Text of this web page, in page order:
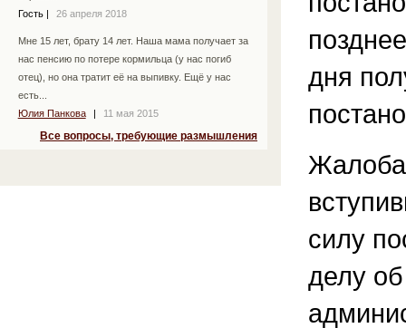
Гость
26 апреля 2018
Мне 15 лет, брату 14 лет. Наша мама получает за
нас пенсию по потере кормильца (у нас погиб
отец), но она тратит её на выпивку. Ещё у нас
есть...
Юлия Панкова
11 мая 2015
Все вопросы, требующие размышления
дня
Жалоба
силу
делу об